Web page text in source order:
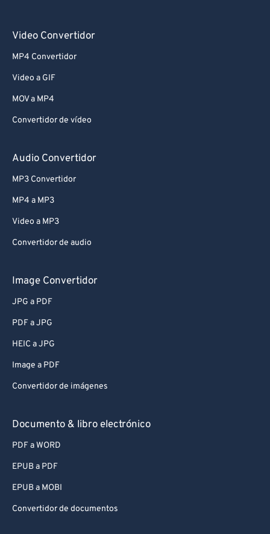
Video Convertidor
MP4 Convertidor
Video a GIF
MOV a MP4
Convertidor de vídeo
Audio Convertidor
MP3 Convertidor
MP4 a MP3
Video a MP3
Convertidor de audio
Image Convertidor
JPG a PDF
PDF a JPG
HEIC a JPG
Image a PDF
Convertidor de imágenes
Documento & libro electrónico
PDF a WORD
EPUB a PDF
EPUB a MOBI
Convertidor de documentos